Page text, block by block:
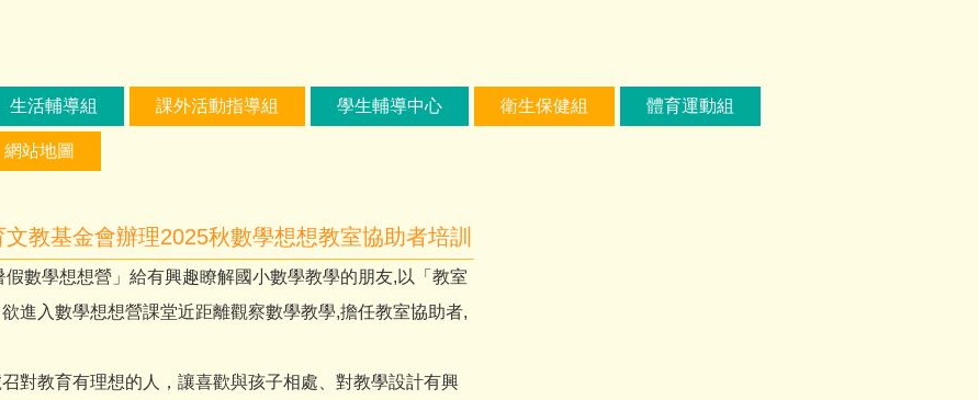
生活輔導組 課外活動指導組 學生輔導中心 衛生保健組 體育運動組
網站地圖
教基金會辦理2025秋數學想想教室協助者培訓
數學想想營」給有興趣瞭解國小數學教學的朋友,以「教室
進入數學想想營課堂近距離觀察數學教學,擔任教室協助者,
對教育有理想的人，讓喜歡與孩子相處、對教學設計有興